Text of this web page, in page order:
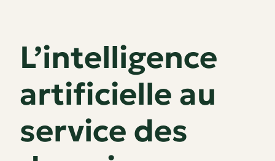
L’intelligence
artificielle au
service des